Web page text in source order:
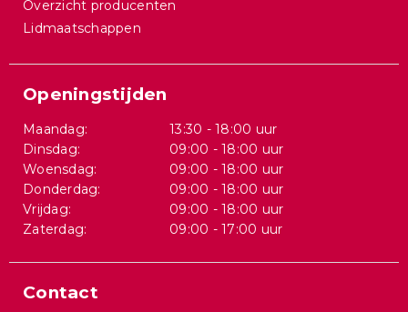
Overzicht producenten
Lidmaatschappen
Openingstijden
Maandag:
13:30 - 18:00 uur
Dinsdag:
09:00 - 18:00 uur
Woensdag:
09:00 - 18:00 uur
Donderdag:
09:00 - 18:00 uur
Vrijdag:
09:00 - 18:00 uur
Zaterdag:
09:00 - 17:00 uur
Contact